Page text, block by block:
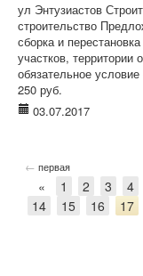
ул Энтузиастов
строительство
сборка и
участков, территории
обязательное
250 руб.
03.07.2017
← первая
« 1 2 3 4
14
15 16 17